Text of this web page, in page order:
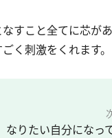
すこと全てに芯があ
く刺激をくれます
なりたい自分になっ